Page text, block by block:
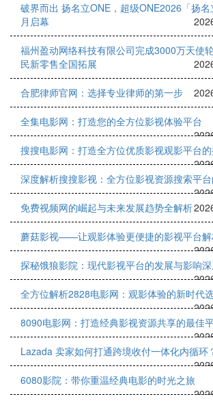
破界而出 扬名立ONE，超级ONE2026「扬
月启幕
福州盈动网络科技有限公司完成3000万天使
民新零售全国拓展
合肥律师官网：选择专业律师的第一步
全集电影网：打造您的全方位影视体验平台
搜搜电影网：打造全方位优质影视观影平台
深度解析搜搜影视：全方位影视资源搜索平
免费视频网的崛起与未来发展趋势全解析
蘑菇影视——让观影体验更便捷的影视平台
探秘饿狼影院：现代影视平台的发展与影响
全方位解析2828电影网：观影体验的新时代
8090电影网：打造经典影视资源共享的最佳
Lazada 卖家如何打通跨境收付一体化内循环
6080影院：带你重温经典电影的时光之旅